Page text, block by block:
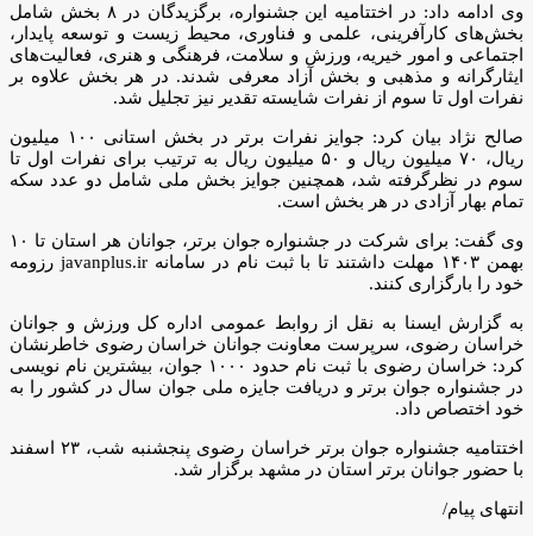
وی ادامه داد: در اختتامیه این جشنواره، برگزیدگان در ۸ بخش شامل
بخش‌های کارآفرینی، علمی و فناوری، محیط زیست و توسعه پایدار،
اجتماعی و امور خیریه، ورزش و سلامت، فرهنگی و هنری، فعالیت‎‌های
ایثارگرانه و مذهبی و بخش آزاد معرفی شدند. در هر بخش علاوه بر
نفرات اول تا سوم از نفرات شایسته تقدیر نیز تجلیل شد.
صالح نژاد بیان کرد: جوایز نفرات برتر در بخش استانی ۱۰۰ میلیون
ریال، ۷۰ میلیون ریال و ۵۰ میلیون ریال به ترتیب برای نفرات اول تا
سوم در نظرگرفته شد، همچنین جوایز بخش ملی شامل دو عدد سکه
تمام بهار آزادی در هر بخش است.
وی گفت: برای شرکت در جشنواره جوان برتر، جوانان هر استان تا ۱۰
بهمن ۱۴۰۳ مهلت داشتند تا با ثبت نام در سامانه javanplus.ir رزومه
خود را بارگزاری کنند.
به گزارش ایسنا به نقل از روابط عمومی اداره کل ورزش و جوانان
خراسان رضوی، سرپرست معاونت جوانان خراسان رضوی خاطرنشان
کرد: خراسان رضوی با ثبت نام حدود ۱۰۰۰ جوان، بیشترین نام نویسی
در جشنواره جوان برتر و دریافت جایزه ملی جوان سال در کشور را به
خود اختصاص داد.
اختتامیه جشنواره جوان برتر خراسان رضوی پنجشنبه شب، ۲۳ اسفند
با حضور جوانان برتر استان در مشهد برگزار شد.
انتهای پیام/